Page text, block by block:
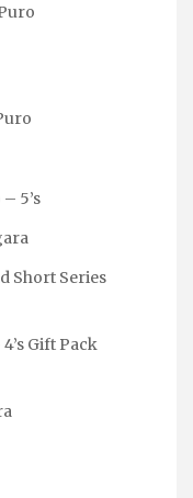
5’s
Short Series
Gift Pack